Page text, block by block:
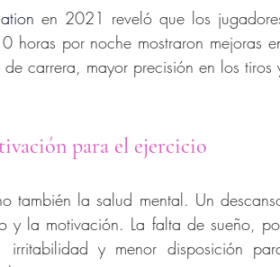
en 2021 reveló que los
horas por noche mostraron mejoras
carrera, mayor precisión en los tiros
para el ejercicio
también la salud mental. Un
y la motivación. La falta de sueño,
y menor disposición